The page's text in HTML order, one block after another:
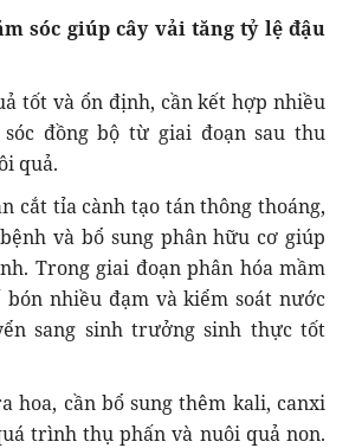
sóc giúp cây vải tăng tỷ lệ đậu
tốt và ổn định, cần kết hợp nhiều
đồng bộ từ giai đoạn sau thu
quả.
cắt tỉa cành tạo tán thông thoáng,
và bổ sung phân hữu cơ giúp
Trong giai đoạn phân hóa mầm
bón nhiều đạm và kiểm soát nước
sang sinh trưởng sinh thực tốt
hoa, cần bổ sung thêm kali, canxi
trình thụ phấn và nuôi quả non.